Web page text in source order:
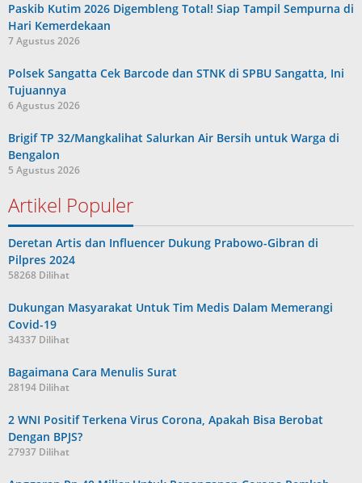
Paskib Kutim 2026 Digembleng Total! Siap Tampil Sempurna di
Hari Kemerdekaan
7 Agustus 2026
Polsek Sangatta Cek Barcode dan STNK di SPBU Sangatta, Ini
Tujuannya
6 Agustus 2026
Brigif TP 32/Mangkalihat Salurkan Air Bersih untuk Warga di
Bengalon
5 Agustus 2026
Artikel Populer
Deretan Artis dan Influencer Dukung Prabowo-Gibran di
Pilpres 2024
58268 Dilihat
Dukungan Masyarakat Untuk Tim Medis Dalam Memerangi
Covid-19
34337 Dilihat
Bagaimana Cara Menulis Surat
28194 Dilihat
2 WNI Positif Terkena Virus Corona, Apakah Bisa Berobat
Dengan BPJS?
27937 Dilihat